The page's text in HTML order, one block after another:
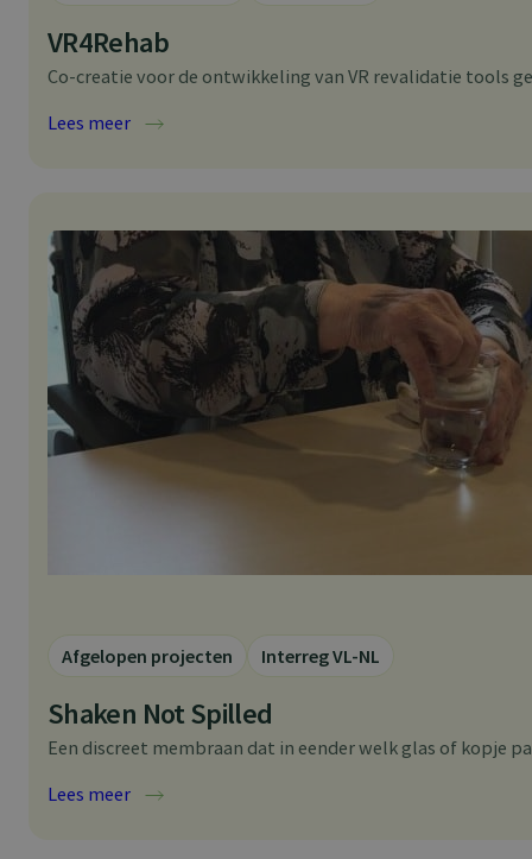
VR4Rehab
Co-creatie voor de ontwikkeling van VR revalidatie tools
Lees meer:
Afgelopen projecten Interreg VL-NL
Shaken Not Spilled
Een discreet membraan dat in eender welk glas of kopje
Lees meer: